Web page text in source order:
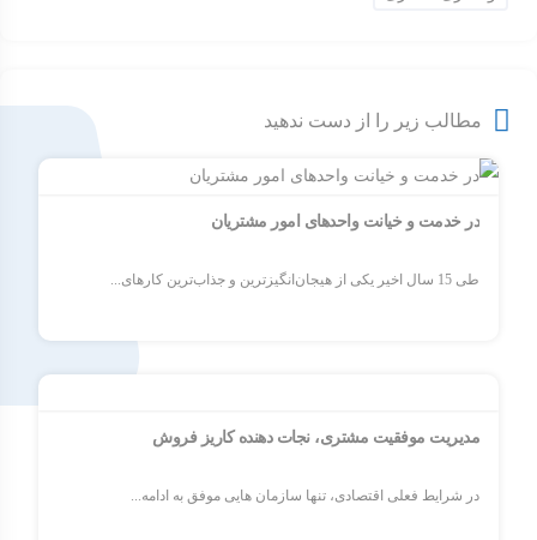
مطالب زیر را از دست ندهید
در خدمت و خیانت واحدهای امور مشتریان
طی 15 سال اخیر یکی از هیجان‌انگیزترین و جذاب‌ترین کارهای...
مدیریت موفقیت مشتری، نجات دهنده کاریز فروش
در شرایط فعلی اقتصادی، تنها سازمان هایی موفق به ادامه...